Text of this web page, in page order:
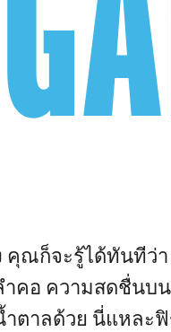
คุณก็จะรู้ได้ทันทีว่า
ำคอ ความสดชื่น
ำตาลด้วย นี่แหละ